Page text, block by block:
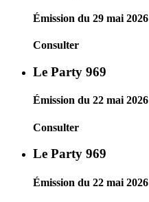
Émission du 29 mai 2026
Consulter
Le Party 969
Émission du 22 mai 2026
Consulter
Le Party 969
Émission du 22 mai 2026